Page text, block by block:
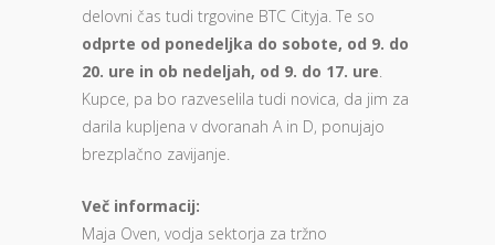
delovni čas tudi trgovine BTC Cityja. Te so
odprte od ponedeljka do sobote, od 9. do
20. ure in ob nedeljah, od 9. do 17. ure.
Kupce, pa bo razveselila tudi novica, da jim za
darila kupljena v dvoranah A in D, ponujajo
brezplačno zavijanje.
Več informacij:
Maja Oven, vodja sektorja za tržno